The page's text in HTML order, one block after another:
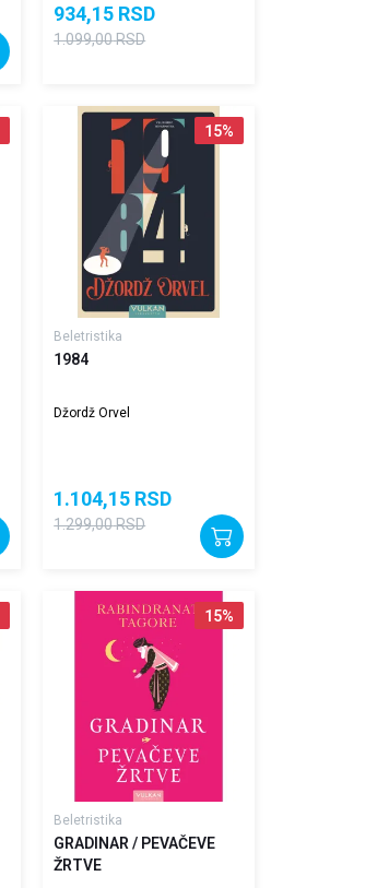
934,15 RSD
1.099,00RSD
15%
Beletristika
1984
Džordž Orvel
1.104,15 RSD
1.299,00RSD
15%
Beletristika
GRADINAR / PEVAČEVE
ŽRTVE